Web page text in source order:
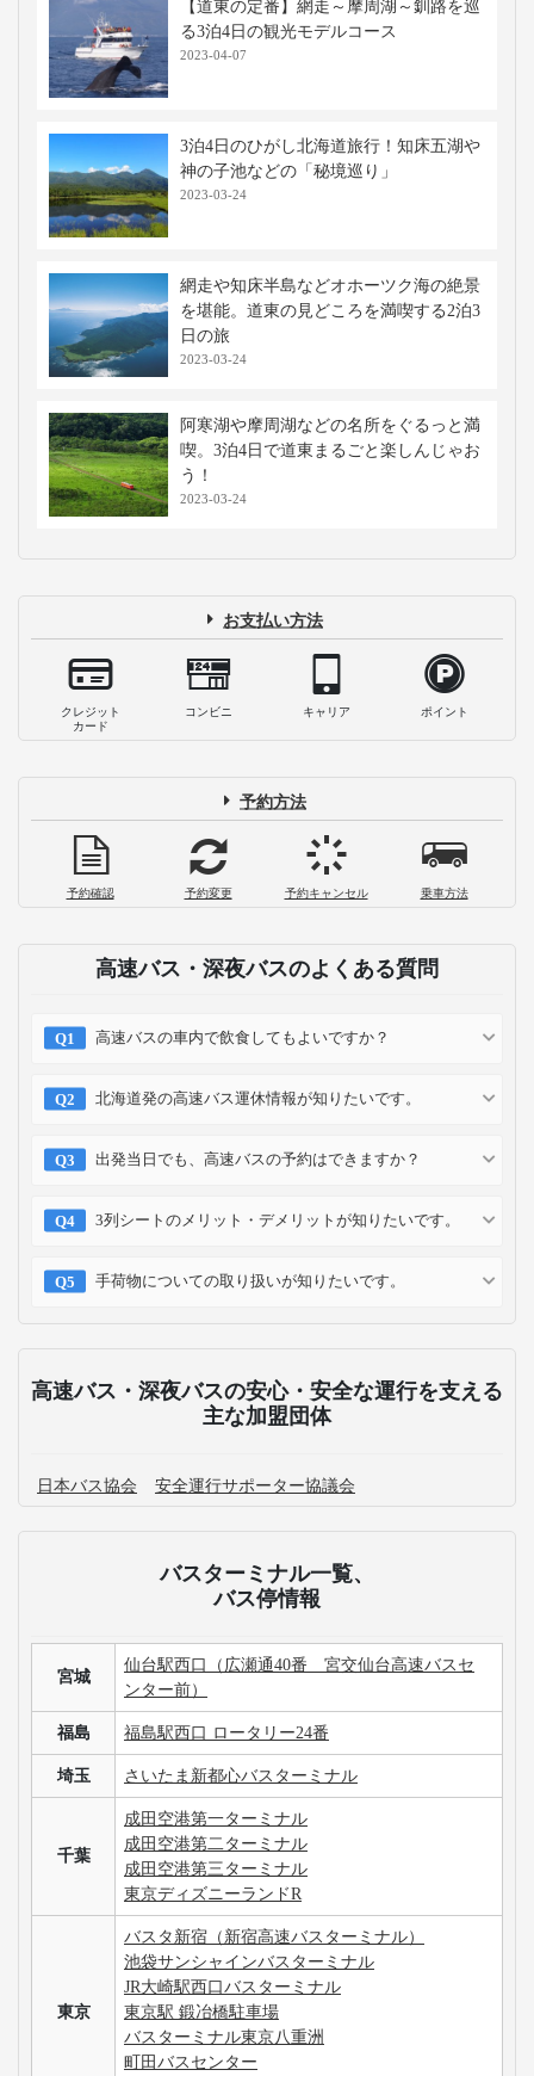
【道東の定番】網走～摩周湖～釧路を巡
る3泊4日の観光モデルコース
2023-04-07
3泊4日のひがし北海道旅行！知床五湖や
神の子池などの「秘境巡り」
2023-03-24
網走や知床半島などオホーツク海の絶景
を堪能。道東の見どころを満喫する2泊3
日の旅
2023-03-24
阿寒湖や摩周湖などの名所をぐるっと満
喫。3泊4日で道東まるごと楽しんじゃお
う！
2023-03-24
お支払い方法
クレジット
カード
コンビニ キャリア ポイント
予約方法
予約確認 予約変更 予約キャンセル 乗車方法
高速バス・深夜バスのよくある質問
高速バスの車内で飲食してもよいですか？
北海道発の高速バス運休情報が知りたいです。
出発当日でも、高速バスの予約はできますか？
3列シートのメリット・デメリットが知りたいです。
手荷物についての取り扱いが知りたいです。
高速バス・深夜バスの安心・安全な運行を支える
主な加盟団体
日本バス協会 安全運行サポーター協議会
バスターミナル一覧、
バス停情報
宮城
仙台駅西口（広瀬通40番 宮交仙台高速バスセ
ンター前）
福島 福島駅西口 ロータリー24番
埼玉 さいたま新都心バスターミナル
千葉
成田空港第一ターミナル
成田空港第二ターミナル
成田空港第三ターミナル
東京ディズニーランドR
東京
バスタ新宿（新宿高速バスターミナル）
池袋サンシャインバスターミナル
JR大崎駅西口バスターミナル
東京駅 鍛冶橋駐車場
バスターミナル東京八重洲
町田バスセンター